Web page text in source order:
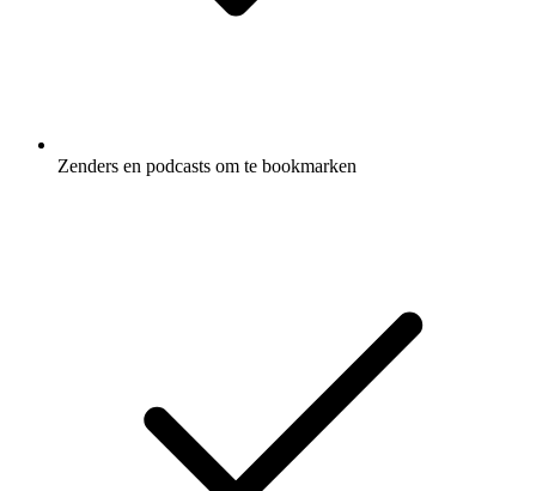
Zenders en podcasts om te bookmarken